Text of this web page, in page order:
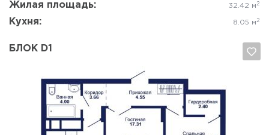
Жилая площадь: 32.42 м 2
Кухня: 8.05 м 2
БЛОК D1